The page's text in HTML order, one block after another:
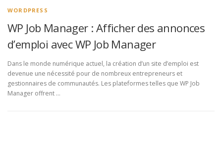
WORDPRESS
WP Job Manager : Afficher des annonces
d’emploi avec WP Job Manager
Dans le monde numérique actuel, la création d’un site d’emploi est
devenue une nécessité pour de nombreux entrepreneurs et
gestionnaires de communautés. Les plateformes telles que WP Job
Manager offrent …